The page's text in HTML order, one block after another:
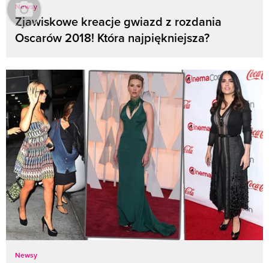
Newsy
Zjawiskowe kreacje gwiazd z rozdania
Oscarów 2018! Która najpiękniejsza?
Newsy